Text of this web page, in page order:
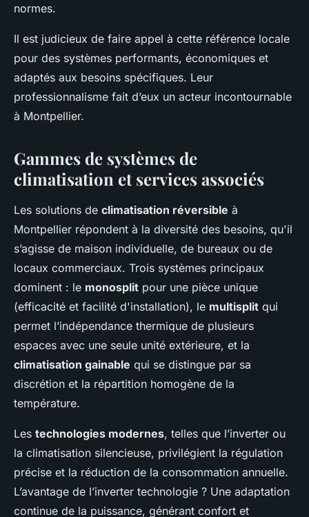
normes.
Il est judicieux de faire appel à cette référence locale
pour des systèmes performants, économiques et
adaptés aux besoins spécifiques. Leur
professionnalisme fait d’eux un acteur incontournable
à Montpellier.
Gammes de systèmes de
climatisation et services associés
Les solutions de climatisation réversible à
Montpellier répondent à la diversité des besoins, qu'il
s’agisse de maison individuelle, de bureaux ou de
locaux commerciaux. Trois systèmes principaux
dominent : le monosplit pour une pièce unique
(efficacité et facilité d'installation), le multisplit qui
permet l’indépendance thermique de plusieurs
espaces avec une seule unité extérieure, et la
climatisation gainable qui se distingue par sa
discrétion et la répartition homogène de la
température.
Les technologies modernes, telles que l’inverter ou
la climatisation silencieuse, privilégient la régulation
précise et la réduction de la consommation annuelle.
L’avantage de l’inverter technologie ? Une adaptation
continue de la puissance, générant confort et